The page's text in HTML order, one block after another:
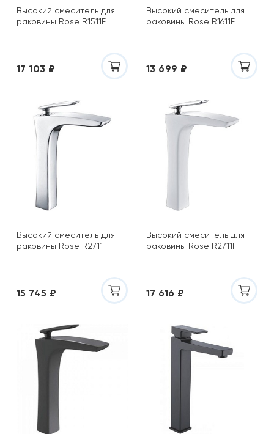
Высокий смеситель для
раковины Rose R1511F
17 103 ₽
Высокий смеситель для
раковины Rose R1611F
13 699 ₽
Высокий смеситель для
раковины Rose R2711
15 745 ₽
Высокий смеситель для
раковины Rose R2711F
17 616 ₽